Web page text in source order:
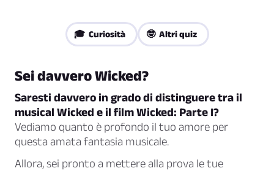
🎓 Curiosità 🤓 Altri quiz
Sei davvero Wicked?
Saresti davvero in grado di distinguere tra il
musical Wicked e il film Wicked: Parte I?
Vediamo quanto è profondo il tuo amore per
questa amata fantasia musicale.
Allora, sei pronto a mettere alla prova le tue